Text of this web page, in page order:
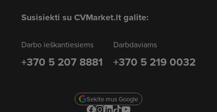
Susisiekti su CVMarket.lt galite:
Darbo ieškantiesiems
+370 5 207 8881
Darbdaviams
+370 5 219 0032
Sekite mus Google